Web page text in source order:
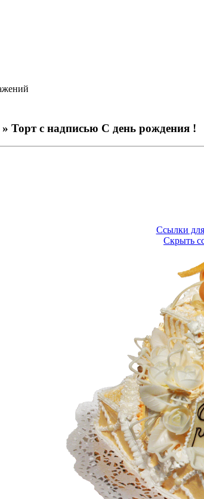
» Торт с надписью С день рождения !
Ссылки
Скрыть